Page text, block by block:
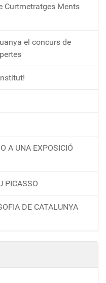
Curtmetratges Ments
el concurs de
A UNA EXPOSICIÓ
PICASSO
DE CATALUNYA